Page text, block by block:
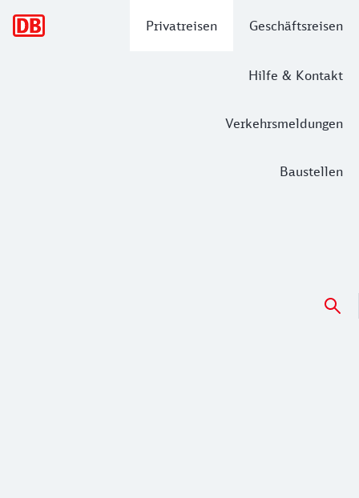
Privatreisen Geschäftsreisen
Hilfe & Kontakt
Verkehrsmeldungen
Baustellen